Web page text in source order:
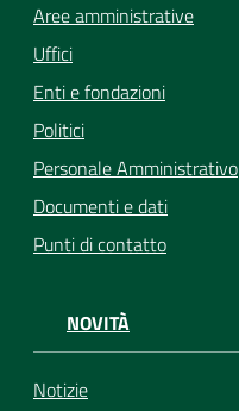
Aree amministrative
Uffici
Enti e fondazioni
Politici
Personale Amministrativo
Documenti e dati
Punti di contatto
NOVITÀ
Notizie